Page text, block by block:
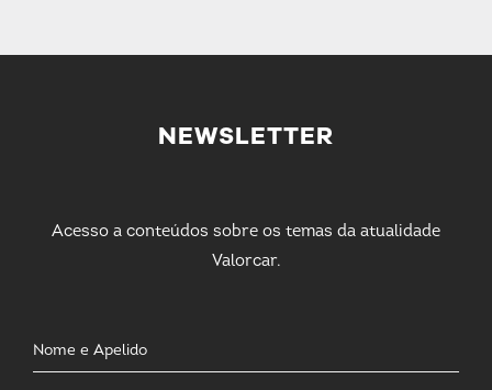
NEWSLETTER
Acesso a conteúdos sobre os temas da atualidade
Valorcar.